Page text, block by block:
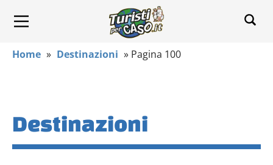
Home » Destinazioni » Pagina 100
Destinazioni